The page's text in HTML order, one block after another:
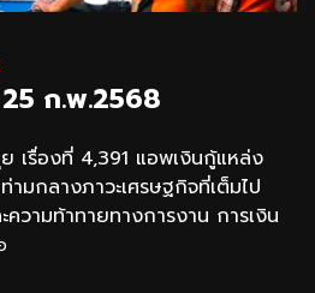
ก.พ.2568
เรื่องที่ 4,391 แอพเงินกู้แหล่ง
มกลางภาวะเศรษฐกิจที่เต็มไป
วามท้าทายทางการงาน การเงิน